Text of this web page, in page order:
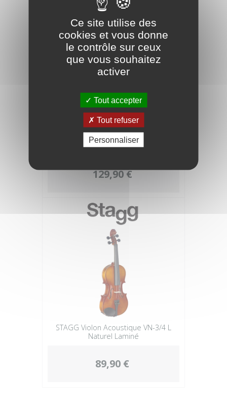
STAGG Violon Acoustique VN-4/4 EF
Naturel Massif
129,90 €
STAGG Violon Acoustique VN-3/4 L
Naturel Laminé
89,90 €
Ce site utilise des
cookies et vous donne
le contrôle sur ceux
que vous souhaitez
activer
Tout accepter
Tout refuser
Personnaliser